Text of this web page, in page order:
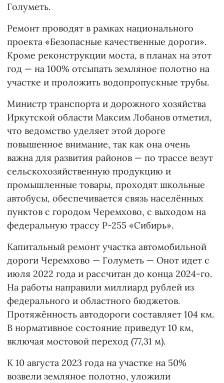
Голуметь.
Ремонт проводят в рамках национального
проекта «Безопасные качественные дороги».
Кроме реконструкции моста, в планах на этот
год — на 100% отсыпать земляное полотно на
участке и проложить водопропускные трубы.
Министр транспорта и дорожного хозяйства
Иркутской области Максим Лобанов отметил,
что ведомство уделяет этой дороге
повышенное внимание, так как она очень
важна для развития районов — по трассе везут
сельскохозяйственную продукцию и
промышленные товары, проходят школьные
автобусы, обеспечивается связь населённых
пунктов с городом Черемхово, с выходом на
федеральную трассу Р-255 «Сибирь».
Капитальный ремонт участка автомобильной
дороги Черемхово — Голуметь — Онот идет с
июля 2022 года и рассчитан до конца 2024-го.
На работы направили миллиард рублей из
федерального и областного бюджетов.
Протяжённость автодороги составляет 104 км.
В нормативное состояние приведут 10 км,
включая мостовой переход (77,31 м).
К 10 августа 2023 года на участке на 50%
возвели земляное полотно, уложили